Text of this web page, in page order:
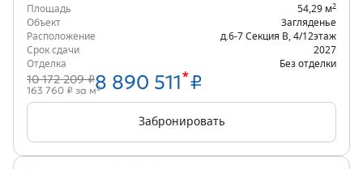
Площадь 54,29 м2
Объект
Загляденье
Расположение
д.6-7 Секция В 4/12этаж
Срок сдачи
2027
Отделка
Без отделки
10 172 209 ₽8 890 511*₽
163 760 ₽ за м2
Забронировать